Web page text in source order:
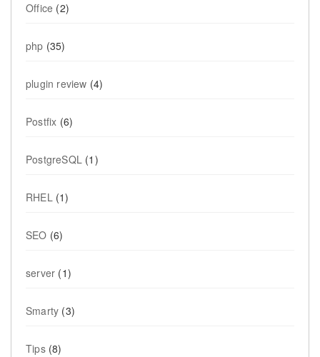
Office (2)
php (35)
plugin review (4)
Postfix (6)
PostgreSQL (1)
RHEL(1)
SEO (6)
server (1)
Smarty (3)
Tips(8)